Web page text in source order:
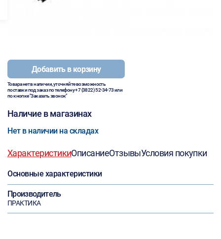
Добавить в корзину
Товара нет в наличии, уточняйте возможность
поставки под заказ по телефону+7 (3822) 52-34-73или
по кнопке "Заказать звонок"
Наличие в магазинах
Нет в наличии на складах
ХарактеристикиОписаниеОтзывыУсловия покупки
Основные характеристики
Производитель
ПРАКТИКА